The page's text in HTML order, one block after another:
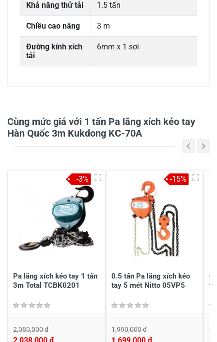
Khả năng thử tải 1.5 tấn
Chiều cao nâng 3 m
Đường kính xích
tải
6mm x 1 sợi
-
-
-
Chia sẻ nhận xét về sản phẩm
Cùng mức giá với 1 tấn Pa lăng xích kéo tay
Hàn Quốc 3m Kukdong KC-70A
Pa lăng xích kéo tay 1 tấn
3m Total TCBK0201
2,080,000 đ
-3%
0.5 tấn Pa lăng xích kéo
tay 5 mét Nitto 05VP5
1,990,000 đ
-15%